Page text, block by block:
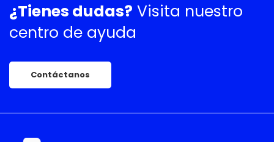
¿Tienes dudas? Visita nuestro
centro de ayuda
Contáctanos